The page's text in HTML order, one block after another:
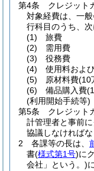
第4条
クレジット
対象経費は、一
行科目のうち、次
(1)
旅費
(2)
需用費
(3)
役務費
(4)
使用料およ
(5)
原材料費(10
(6)
備品購入費
(利用開始手続等)
第5条
クレジット
計管理者と事前
協議しなければな
2
各課等の長は、
書(様式第1号)に
会社」という。)